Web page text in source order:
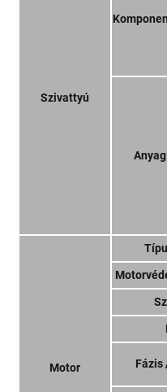
Szivattyú
Anyag
Motor Fázis